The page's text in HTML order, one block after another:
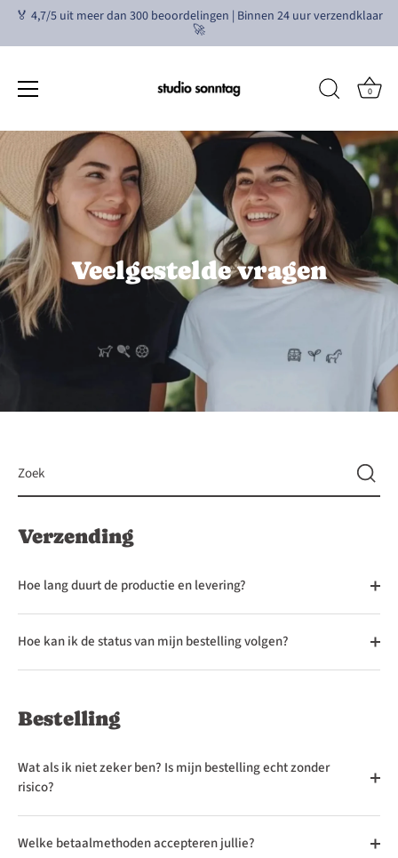
Ga
inhoud
🏅 4,7/5 uit meer dan 300 beoordelingen | Binnen 24 uur verzendklaar
🚀
0
Veelgestelde vragen
Verzending
Hoe lang duurt de productie en levering?
Hoe kan ik de status van mijn bestelling volgen?
Bestelling
Wat als ik niet zeker ben? Is mijn bestelling echt zonder
risico?
Welke betaalmethoden accepteren jullie?